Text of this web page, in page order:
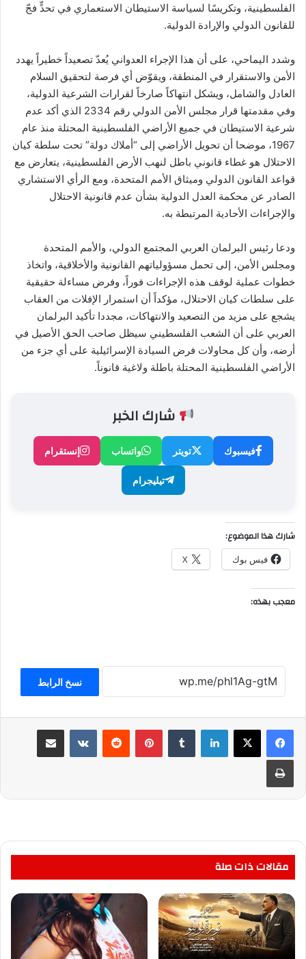
الفلسطينية، وتكريسًا لسياسة الاستيطان الاستعماري في تحدٍّ فجّ
للقانون الدولي والإرادة الدولية.
وشدد اليماحي، على أن هذا الإجراء العدواني يُعدّ تصعيداً خطيراً يهدد
الأمن والاستقرار في المنطقة، ويقوّض أي فرصة لتحقيق السلام
العادل والشامل، ويشكل انتهاكاً صارخاً لقرارات الشرعية الدولية،
وفي مقدمتها قرار مجلس الأمن الدولي رقم 2334 الذي أكد عدم
شرعية الاستيطان في جميع الأراضي الفلسطينية المحتلة منذ عام
1967، موضحا أن تحويل الأراضي إلى “أملاك دولة” تحت سلطة كيان
الاحتلال هو غطاء قانوني باطل لنهب الأرض الفلسطينية، يتعارض مع
قواعد القانون الدولي وميثاق الأمم المتحدة، ومع الرأي الاستشاري
الصادر عن محكمة العدل الدولية بشأن عدم قانونية الاحتلال
والإجراءات الأحادية المرتبطة به.
ودعا رئيس البرلمان العربي المجتمع الدولي، والأمم المتحدة
ومجلس الأمن، إلى تحمل مسؤولياتهم القانونية والأخلاقية، واتخاذ
خطوات عملية لوقف هذه الإجراءات فوراً، وفرض مساءلة حقيقية
على سلطات كيان الاحتلال، مؤكداً أن استمرار الإفلات من العقاب
يشجع على مزيد من التصعيد والانتهاكات، مجددا تأكيد البرلمان
العربي على أن الشعب الفلسطيني سيظل صاحب الحق الأصيل في
أرضه، وأن كل محاولات فرض السيادة الإسرائيلية على أي جزء من
الأراضي الفلسطينية المحتلة باطلة ولاغية قانوناً.
شارك الخبر
فيسبوك تويتر واتساب إنستقرام
تيليجرام
شارك هذا الموضوع:
فيس بوك X
معجب بهذه:
نسخ الرابط
لينكدإن بينتيريست مشاركة عبر البريد
طباعة
مقالات ذات صلة